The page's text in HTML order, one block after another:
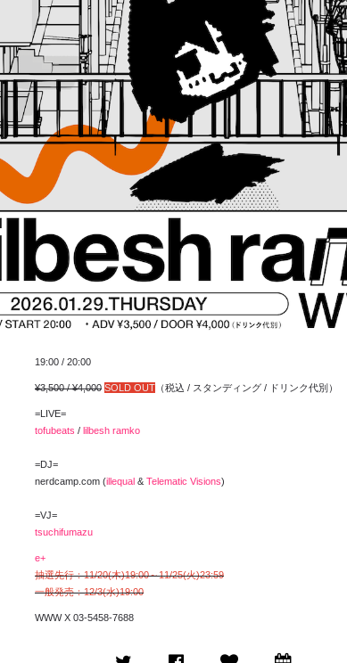
19:00 / 20:00
¥3,500 / ¥4,000 SOLD OUT （税込 / スタンディング / ドリンク代別）
=LIVE=
tofubeats / lilbesh ramko
=DJ=
nerdcamp.com (illequal & Telematic Visions)
=VJ=
tsuchifumazu
e+
抽選先行：11/20(木)19:00～11/25(火)23:59
一般発売：12/3(水)19:00
WWW X 03-5458-7688